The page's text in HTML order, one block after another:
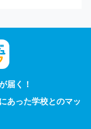
届く！
あった学校とのマッ